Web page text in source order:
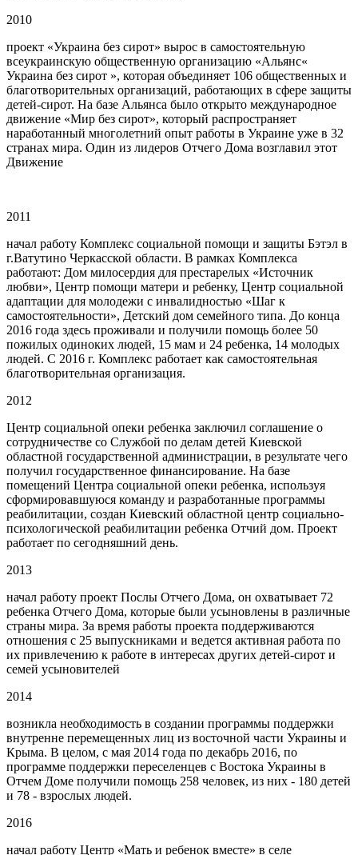
2010
проект «Украина без сирот» вырос в самостоятельную
всеукраинскую общественную организацию «Альянс«
Украина без сирот », которая объединяет 106 общественных и
благотворительных организаций, работающих в сфере защиты
детей-сирот. На базе Альянса было открыто международное
движение «Мир без сирот», который распространяет
наработанный многолетний опыт работы в Украине уже в 32
странах мира. Один из лидеров Отчего Дома возглавил этот
Движение
2011
начал работу Комплекс социальной помощи и защиты Бэтэл в
г.Ватутино Черкасской области. В рамках Комплекса
работают: Дом милосердия для престарелых «Источник
любви», Центр помощи матери и ребенку, Центр социальной
адаптации для молодежи с инвалидностью «Шаг к
самостоятельности», Детский дом семейного типа. До конца
2016 года здесь проживали и получили помощь более 50
пожилых одиноких людей, 15 мам и 24 ребенка, 14 молодых
людей. С 2016 г. Комплекс работает как самостоятельная
благотворительная организация.
2012
Центр социальной опеки ребенка заключил соглашение о
сотрудничестве со Службой по делам детей Киевской
областной государственной администрации, в результате чего
получил государственное финансирование. На базе
помещений Центра социальной опеки ребенка, используя
сформировавшуюся команду и разработанные программы
реабилитации, создан Киевский областной центр социально-
психологической реабилитации ребенка Отчий дом. Проект
работает по сегодняшний день.
2013
начал работу проект Послы Отчего Дома, он охватывает 72
ребенка Отчего Дома, которые были усыновлены в различные
страны мира. За время работы проекта поддерживаются
отношения с 25 выпускниками и ведется активная работа по
их привлечению к работе в интересах других детей-сирот и
семей усыновителей
2014
возникла необходимость в создании программы поддержки
внутренне перемещенных лиц из восточной части Украины и
Крыма. В целом, с мая 2014 года по декабрь 2016, по
программе поддержки переселенцев с Востока Украины в
Отчем Доме получили помощь 258 человек, из них - 180 детей
и 78 - взрослых людей.
2016
начал работу Центр «Мать и ребенок вместе» в селе